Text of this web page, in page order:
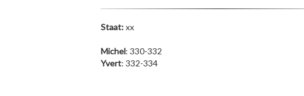
Staat:xx
Michel: 330-332
Yvert: 332-334